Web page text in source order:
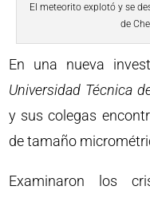
El meteorito explotó y se
de
En una nueva
Universidad Técnica
y sus colegas
de tamaño
Examinaron los